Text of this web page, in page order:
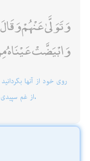
وَتَوَلَّىٰ عَنْهُمْ
وَابْيَضَّتْ عَيْنَاهُ
روى خود از آنها
از غم سپيدى گرفت و همچنان اندوه خود فرو مى‌خورد.